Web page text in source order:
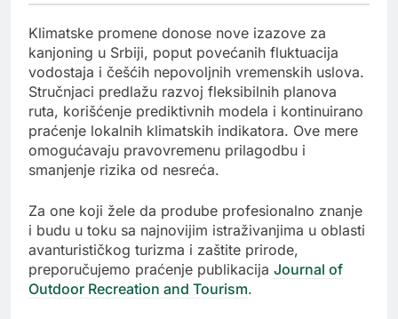
Klimatske promene donose nove izazove za
kanjoning u Srbiji, poput povećanih fluktuacija
vodostaja i češćih nepovoljnih vremenskih uslova.
Stručnjaci predlažu razvoj fleksibilnih planova
ruta, korišćenje prediktivnih modela i kontinuirano
praćenje lokalnih klimatskih indikatora. Ove mere
omogućavaju pravovremenu prilagodbu i
smanjenje rizika od nesreća.
Za one koji žele da prodube profesionalno znanje
i budu u toku sa najnovijim istraživanjima u oblasti
avanturističkog turizma i zaštite prirode,
preporučujemo praćenje publikacija Journal of
Outdoor Recreation and Tourism.